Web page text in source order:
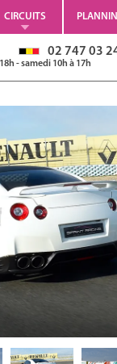
CIRCUITS
02 747 03
- samedi 10h à 17h